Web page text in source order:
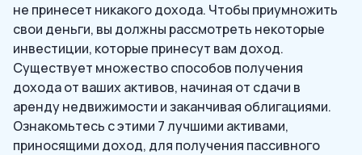
не принесет никакого дохода. Чтобы приумножить
свои деньги, вы должны рассмотреть некоторые
инвестиции, которые принесут вам доход.
Существует множество способов получения
дохода от ваших активов, начиная от сдачи в
аренду недвижимости и заканчивая облигациями.
Ознакомьтесь с этими 7 лучшими активами,
приносящими доход, для получения пассивного